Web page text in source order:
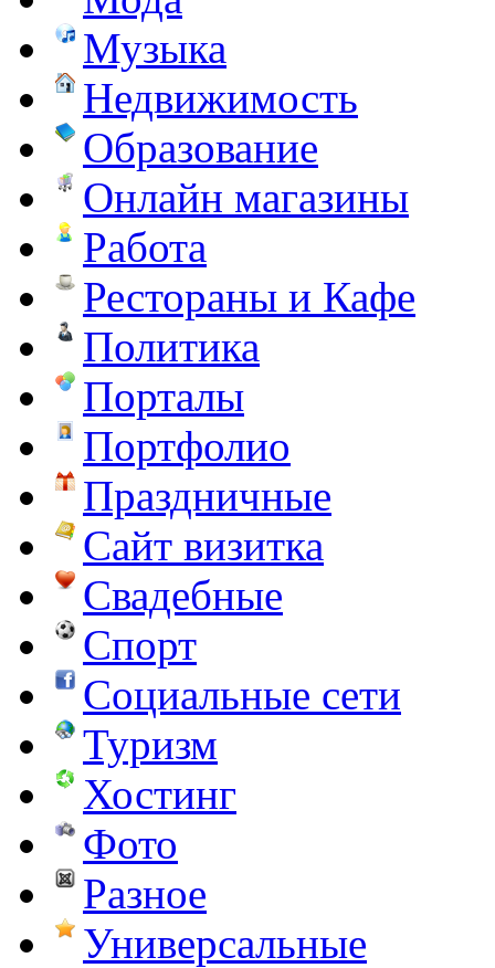
Музыка
Недвижимость
Образование
Онлайн магазины
Работа
Рестораны и Кафе
Политика
Порталы
Портфолио
Праздничные
Сайт визитка
Свадебные
Спорт
Социальные сети
Туризм
Хостинг
Фото
Разное
Универсальные